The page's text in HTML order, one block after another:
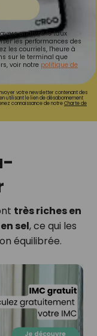
analyse le taux
les performances des
les courriels, l'heure à
sur le terminal que
voir notre politique de
votre newsletter contenant des
utilisant le lien de désabonnement
connaissance de notreCharte de
très riches en
sel, ce qui les
équilibrée.